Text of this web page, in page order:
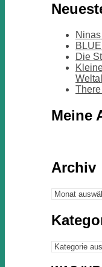
Die
Meine
Archiv
Archiv
Kategorien